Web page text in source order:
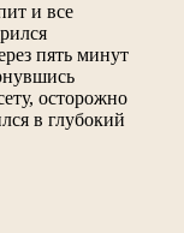
и все
пять минут
осторожно
в глубокий